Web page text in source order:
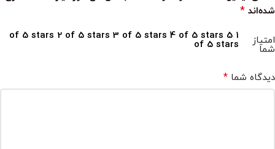
شده‌اند *
امتیاز
شما
1 of 5 stars
2 of 5 stars 3 of 5 stars 4 of 5 stars 5
of 5 stars
دیدگاه شما *